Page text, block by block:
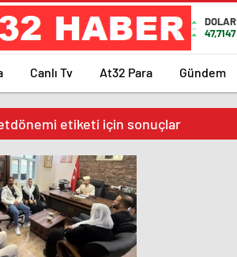
DOLAR
47,7147
Canlı Tv At32 Para Gündem
etiketi için sonuçlar